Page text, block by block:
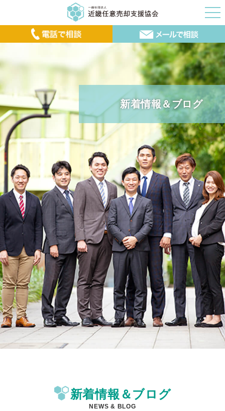
新着情報＆ブログ
新着情報＆ブログ
NEWS & BLOG